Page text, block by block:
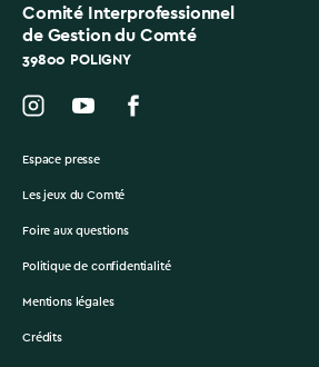
Comité Interprofessionnel
de Gestion du Comté
39800 POLIGNY
Espace presse
Les jeux du Comté
Foire aux questions
Politique de confidentialité
Mentions légales
Crédits